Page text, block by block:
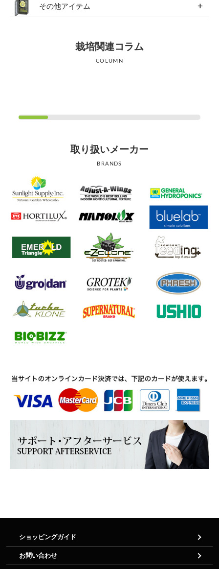
その他アイテム
栽培関連コラム
COLUMN
取り扱いメーカー
BRANDS
ショッピングガイド
お問い合わせ